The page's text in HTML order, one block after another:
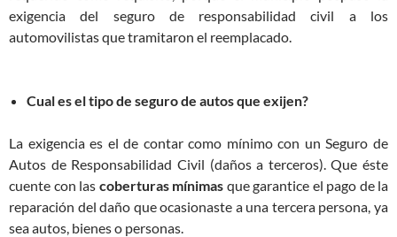
exigencia del seguro de responsabilidad civil a los
automovilistas que tramitaron el reemplacado.
Cual es el tipo de seguro de autos que exijen?
La exigencia es el de contar como mínimo con un Seguro de
Autos de Responsabilidad Civil (daños a terceros). Que éste
cuente con las coberturas mínimas que garantice el pago de la
reparación del daño que ocasionaste a una tercera persona, ya
sea autos, bienes o personas.